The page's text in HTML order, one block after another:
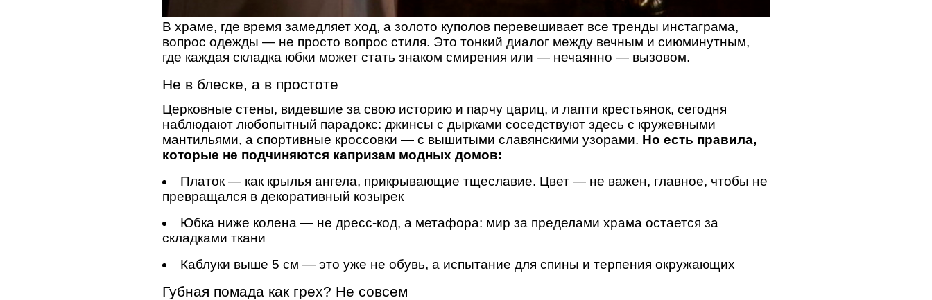
В храме, где время замедляет ход, а золото куполов перевешивает все тренды инстаграма,
вопрос одежды — не просто вопрос стиля. Это тонкий диалог между вечным и сиюминутным,
где каждая складка юбки может стать знаком смирения или — нечаянно — вызовом.
Не в блеске, а в простоте
Церковные стены, видевшие за свою историю и парчу цариц, и лапти крестьянок, сегодня
наблюдают любопытный парадокс: джинсы с дырками соседствуют здесь с кружевными
мантильями, а спортивные кроссовки — с вышитыми славянскими узорами. Но есть правила,
которые не подчиняются капризам модных домов:
Платок — как крылья ангела, прикрывающие тщеславие. Цвет — не важен, главное, чтобы не
превращался в декоративный козырек
Юбка ниже колена — не дресс-код, а метафора: мир за пределами храма остается за
складками ткани
Каблуки выше 5 см — это уже не обувь, а испытание для спины и терпения окружающих
Губная помада как грех? Не совсем